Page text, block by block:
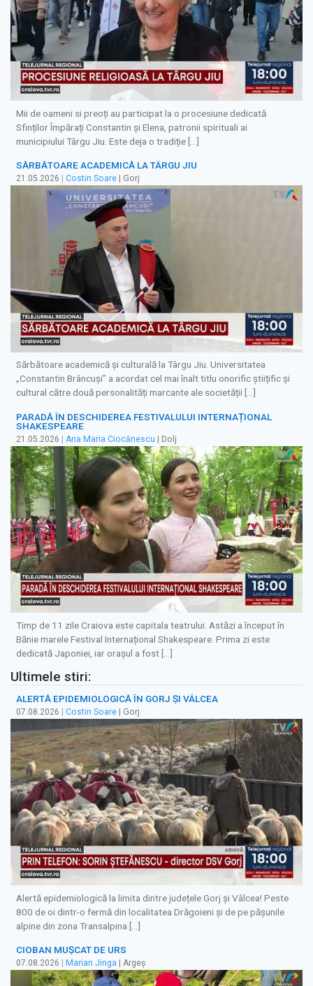
Mii de oameni si preoți au participat la o procesiune dedicată
Sfinților Împărați Constantin și Elena, patronii spirituali ai
municipiului Târgu Jiu. Este deja o tradiție […]
SĂRBĂTOARE ACADEMICĂ LA TÂRGU JIU
21.05.2026 Costin Soare | Gorj
Sărbătoare academică și culturală la Târgu Jiu. Universitatea
„Constantin Brâncuși” a acordat cel mai înalt titlu onorific știițific și
cultural către două personalități marcante ale societății […]
PARADĂ ÎN DESCHIDEREA FESTIVALULUI INTERNAȚIONAL
SHAKESPEARE
21.05.2026 | Ana Maria Ciocănescu | Dolj
Timp de 11 zile Craiova este capitala teatrului. Astăzi a început în
Bănie marele Festival Internațional Shakespeare. Prima zi este
dedicată Japoniei, iar orașul a fost […]
Ultimele stiri:
ALERTĂ EPIDEMIOLOGICĂ ÎN GORJ ȘI VÂLCEA
07.08.2026 | Costin Soare | Gorj
Alertă epidemiologică la limita dintre județele Gorj și Vâlcea! Peste
800 de oi dintr-o fermă din localitatea Drăgoieni și de pe pășunile
alpine din zona Transalpina […]
CIOBAN MUȘCAT DE URS
07.08.2026 Marian Jinga | Argeș